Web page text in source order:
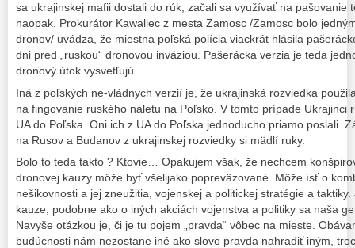
sa ukrajinskej mafii dostali do rúk, začali sa využívať na pašovanie
naopak. Prokurátor Kawaliec z mesta Zamosc /Zamosc bolo
dronov/ uvádza, že miestna poľská polícia viackrát hlásila
dni pred „ruskou“ dronovou inváziou. Pašerácka verzia je teda
dronový útok vysvetľujú.
Iná z poľských ne-vládnych verzií je, že ukrajinská rozviedka
na fingovanie ruského náletu na Poľsko. V tomto prípade Ukrajinci
UA do Poľska. Oni ich z UA do Poľska jednoducho priamo poslali.
na Rusov a Budanov z ukrajinskej rozviedky si mädlí ruky.
Bolo to teda takto ? Ktovie… Opakujem však, že nechcem
dronovej kauzy môže byť všelijako popreväzované. Môže ísť o
nešikovnosti a jej zneužitia, vojenskej a politickej stratégie a
kauze, podobne ako o iných akciách vojenstva a politiky sa naša
Navyše otázkou je, či je tu pojem „pravda“ vôbec na mieste.
budúcnosti nám nezostane iné ako slovo pravda nahradiť iným,